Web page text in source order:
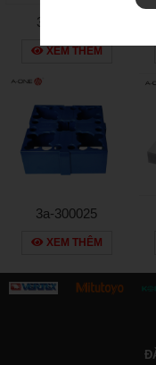
3a-110029
XEM THÊM
3a-300025
XEM THÊM